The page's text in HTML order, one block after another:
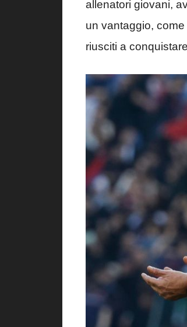
allenatori giovani,
un vantaggio, come
riusciti a